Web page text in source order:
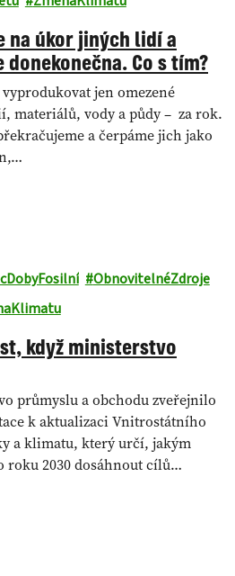
na úkor jiných lidí a
Co s tím?
jen omezené
materiálů, vody a půdy – za rok.
a čerpáme jich jako
ObnovitelnéZdroje
když ministerstvo
průmyslu a obchodu zveřejnilo
k aktualizaci Vnitrostátního
a klimatu, který určí, jakým
roku 2030 dosáhnout cílů…